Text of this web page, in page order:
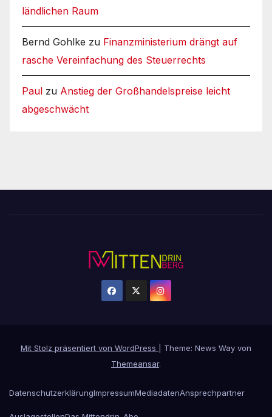
ländlichen Raum
Bernd Gohlke zu Finanzministerium drängt auf
rasche Vereinfachung des Steuerrechts
Paul zu Anstieg der Großhandelspreise leicht
abgeschwächt
Mit Stolz präsentiert von WordPress
Theme: News Way von
Themeansar.
DatenschutzerklärungImpressumMediadatenAnsprechpartner